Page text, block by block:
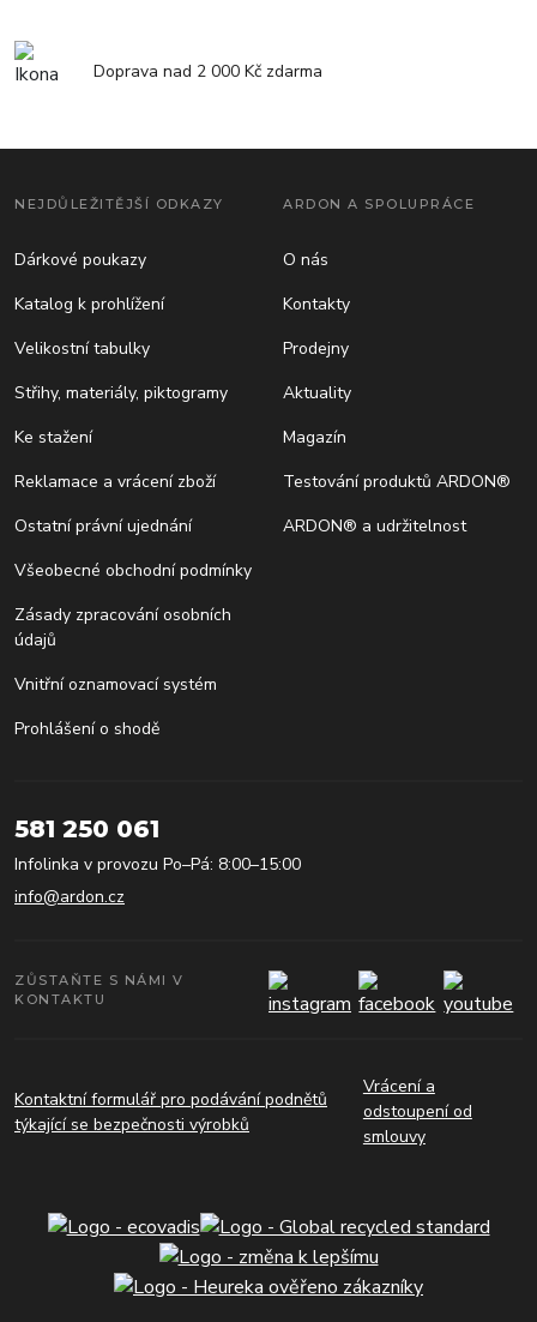
Doprava nad 2 000 Kč zdarma
NEJDŮLEŽITĚJŠÍ ODKAZY
Dárkové poukazy
Katalog k prohlížení
Velikostní tabulky
Střihy, materiály, piktogramy
Ke stažení
Reklamace a vrácení zboží
Ostatní právní ujednání
Všeobecné obchodní podmínky
Zásady zpracování osobních
údajů
Vnitřní oznamovací systém
Prohlášení o shodě
ARDON A SPOLUPRÁCE
O nás
Kontakty
Prodejny
Aktuality
Magazín
Testování produktů ARDON®
ARDON® a udržitelnost
581 250 061
Infolinka v provozu Po–Pá: 8:00–15:00
info@ardon.cz
ZŮSTAŇTE S NÁMI V
KONTAKTU
Kontaktní formulář pro podávání podnětů
týkající se bezpečnosti výrobků
Vrácení a
odstoupení od
smlouvy